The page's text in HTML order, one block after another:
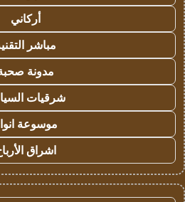
أركاني
مباشر
مدونة
شرقيات
موسوعة
اشراق